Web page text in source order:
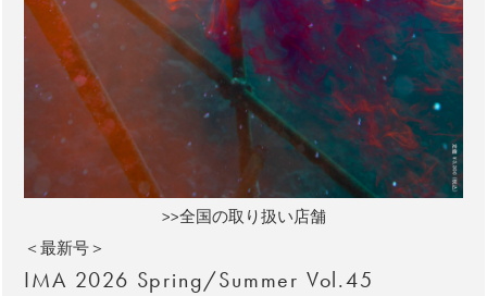
>>全国の取り扱い店舗
＜最新号＞
IMA 2026 Spring/Summer Vol.45